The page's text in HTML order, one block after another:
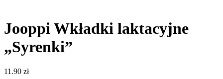
Jooppi Wkładki laktacyjne
„Syrenki”
11.90 zł